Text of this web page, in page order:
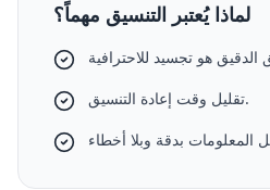
لماذا يُعتبر التنسيق مهماً؟
تقليل وقت إعادة التنسيق.